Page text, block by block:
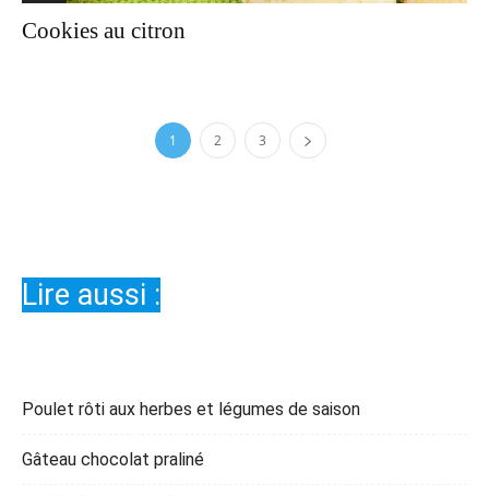
Cookies au citron
1 2 3
Lire aussi :
Poulet rôti aux herbes et légumes de saison
Gâteau chocolat praliné